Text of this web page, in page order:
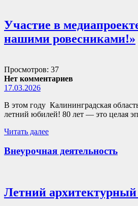
Участие в
нашими ровесниками!»
Просмотров: 37
Нет комментариев
17.03.2026
В этом году Калининградская
летний юбилей! 80 лет — это целая
Читать далее
Внеурочная деятельность
Летний